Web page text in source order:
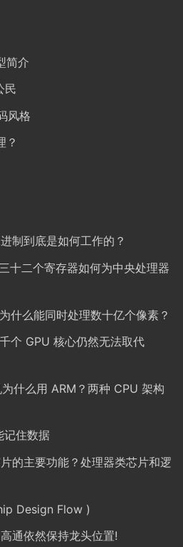
简介
民
风格
？
制到底是如何工作的？
十二个寄存器如何为中央处理器
什么能同时处理数十亿个像素？
个 GPU 核心仍然无法取代
什么用 ARM？两种 CPU 架构
记住数据
的主要功能？处理器类芯片和逻
Design Flow )
通依然保持龙头位置!